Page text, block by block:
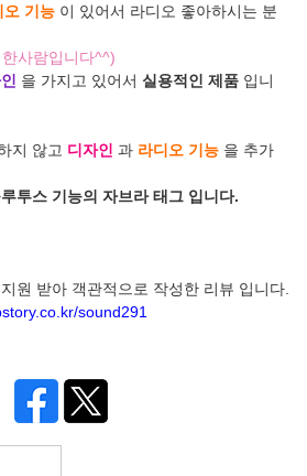
오 기능 이 있어서 라디오 좋아하시는 분
사람입니다^^)
을 가지고 있어서 실용적인 제품 입니
지 않고 디자인 과 라디오 기능 을 추가
투스 기능의 자브라 태그 입니다.
원 받아 객관적으로 작성한 리뷰 입니다.
sound291